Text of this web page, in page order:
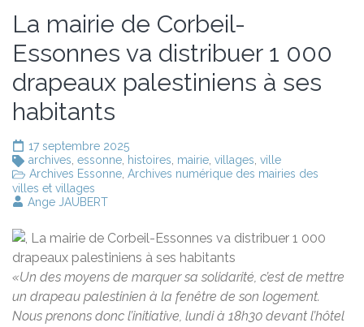
La mairie de Corbeil-
Essonnes va distribuer 1 000
drapeaux palestiniens à ses
habitants
17 septembre 2025
archives essonne histoires mairie villages ville
Archives Essonne Archives numérique des mairies des
villes et villages
Ange JAUBERT
«Un des moyens de marquer sa solidarité, c’est de mettre
un drapeau palestinien à la fenêtre de son logement.
Nous prenons donc l’initiative, lundi à 18h30 devant l’hôtel